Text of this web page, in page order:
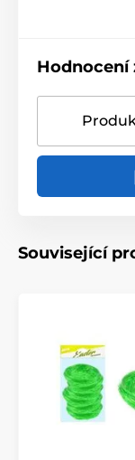
Hodnocení
Související